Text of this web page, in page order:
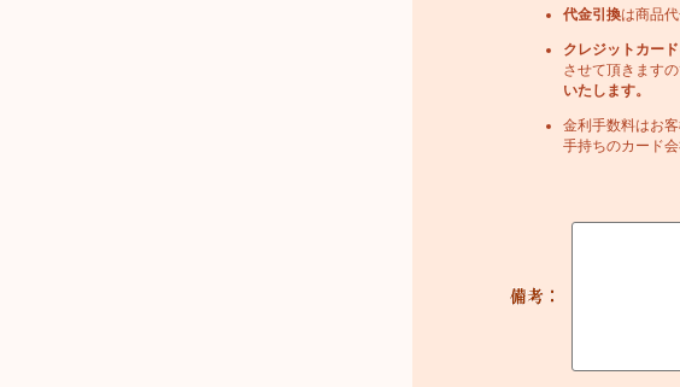
代金引換は商品
クレジットカード
させて頂きますの
いたします。
金利手数料はお
手持ちのカード